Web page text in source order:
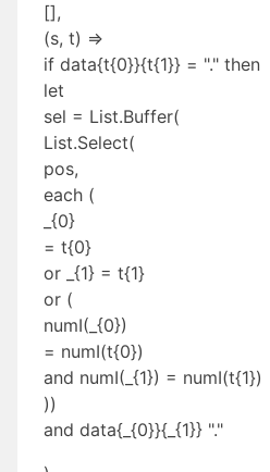
[],
(s, t) =>
if data{t{0}}{t{1}} = "." then
let
sel = List.Buffer(
List.Select(
pos,
each (
_{0}
= t{0}
or _{1} = t{1}
or (
numI(_{0})
= numI(t{0})
and numI(_{1}) = numI(t{1})
))
and data{_{0}}{_{1}} "."